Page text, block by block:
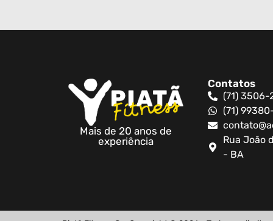
Mais de 20 anos de
experiência
Contatos
(71) 3506-
(71)
Rua João
- BA